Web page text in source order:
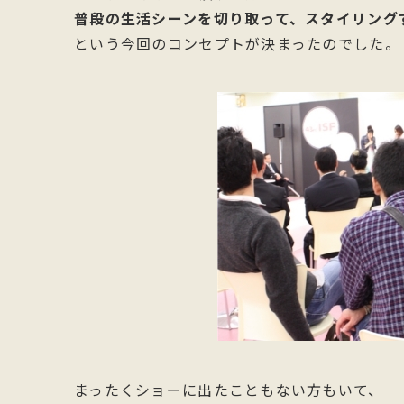
普段の生活シーンを切り取って、スタイリング
という今回のコンセプトが決まったのでした。
まったくショーに出たこともない方もいて、